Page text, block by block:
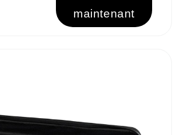
maintenant